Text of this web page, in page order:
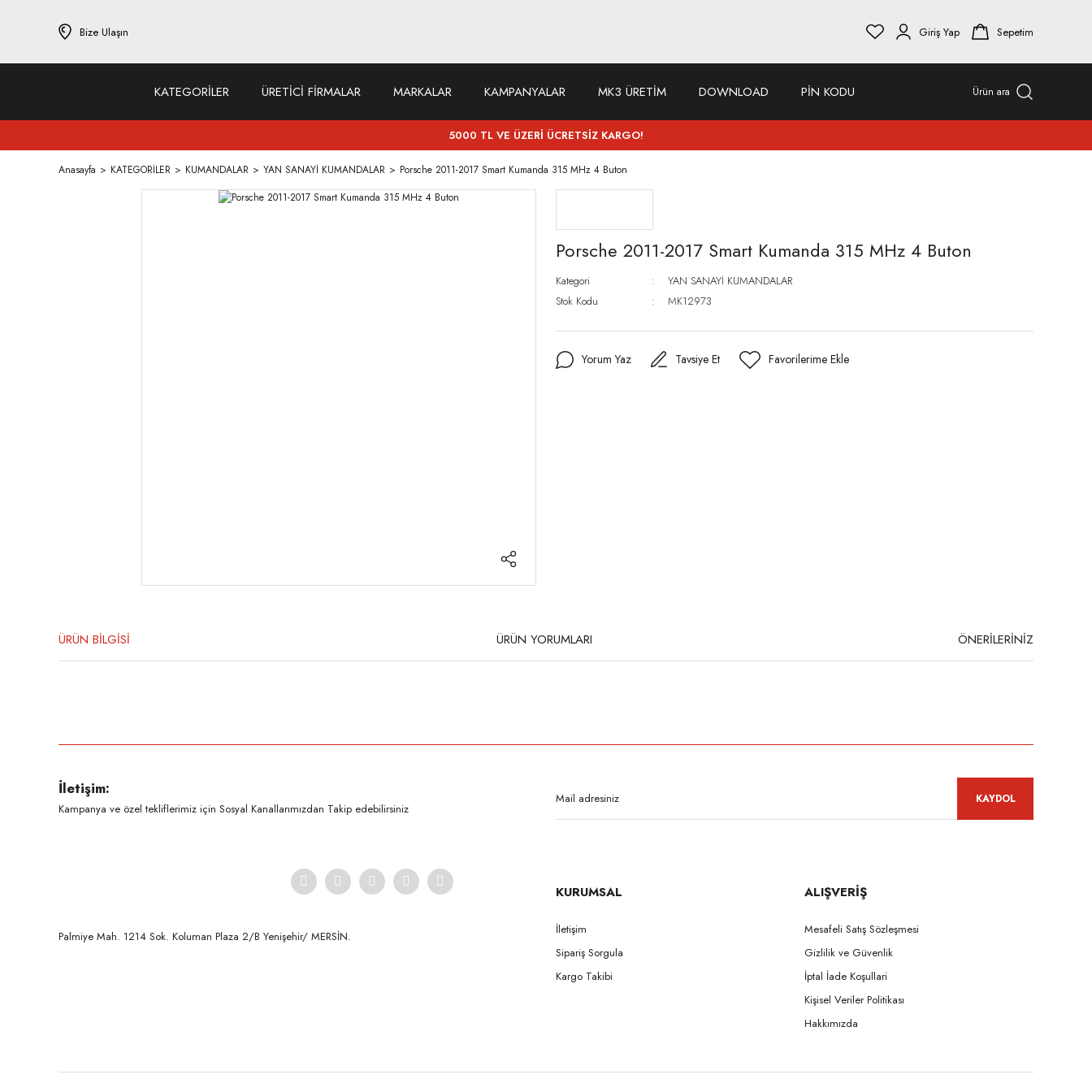
Bize Ulaşın Giriş Yap Sepetim
KATEGORİLER ÜRETİCİ FİRMALAR MARKALAR KAMPANYALAR MK3 ÜRETİM DOWNLOAD PİN KODU Ürün ara
5000 TL VE ÜZERİ ÜCRETSİZ KARGO!
Anasayfa KATEGORİLER KUMANDALAR YAN SANAYİ KUMANDALAR Porsche 2011-2017 Smart Kumanda 315 MHz 4 Buton
Porsche 2011-2017 Smart Kumanda 315 MHz 4 Buton
Kategori
YAN SANAYİ KUMANDALAR
Stok Kodu
MK12973
Yorum Yaz Tavsiye Et
ÜRÜN BİLGİSİ ÜRÜN YORUMLARI ÖNERİLERİNİZ
Ürün açıklamasında eksik bilgiler bulunuyor.
Ürün bilgilerinde hatalar bulunuyor.
İletişim:
Kampanya ve özel tekliflerimiz için Sosyal Kanallarımızdan Takip edebilirsiniz
KAYDOL
Palmiye Mah. 1214 Sok. Koluman Plaza 2/B Yenişehir/ MERSİN.ㅤㅤㅤㅤㅤㅤㅤㅤㅤㅤㅤㅤㅤㅤㅤㅤㅤㅤㅤㅤㅤㅤㅤㅤㅤㅤㅤㅤㅤㅤㅤㅤㅤㅤㅤ ㅤㅤㅤㅤㅤㅤㅤㅤㅤㅤ
KURUMSAL
İletişim
Sipariş Sorgula
Kargo Takibi
ALIŞVERİŞ
Mesafeli Satış Sözleşmesi
Gizlilik ve Güvenlik
İptal İade Koşullari
Kişisel Veriler Politikası
Hakkımızda